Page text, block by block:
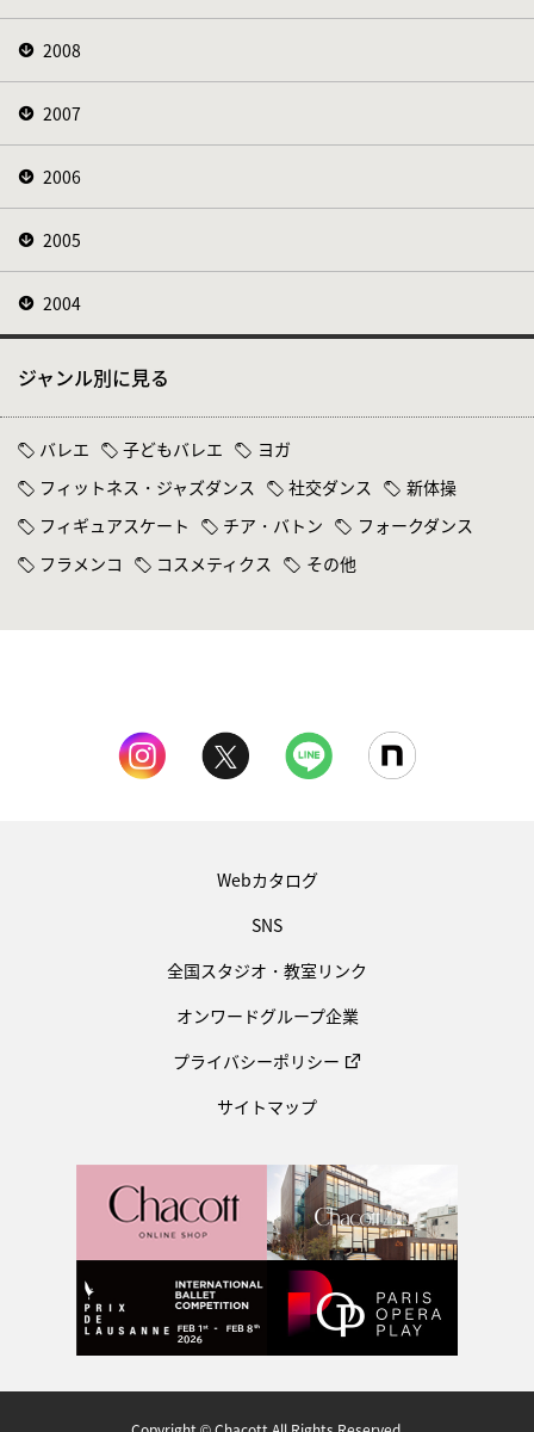
2008
2007
2006
2005
2004
ジャンル別に見る
バレエ 子どもバレエ
ヨガ
フィットネス・ジャズダンス
社交ダンス
新体操
フィギュアスケート
チア・バトン
フォークダンス
フラメンコ
コスメティクス その他
Webカタログ
SNS
全国スタジオ・教室リンク
オンワードグループ企業
プライバシーポリシー
サイトマップ